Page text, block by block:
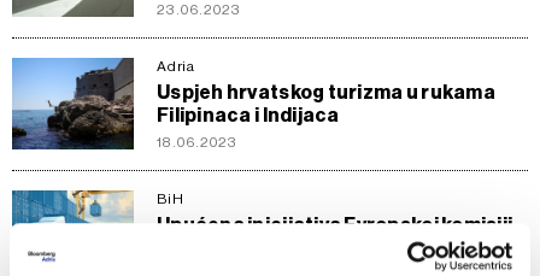
23.06.2023
Adria
Uspjeh hrvatskog turizma u rukama
Filipinaca i Indijaca
18.06.2023
BiH
Upućena inicijativa Evropskoj komisiji
za duži boravak vozača u Schengen